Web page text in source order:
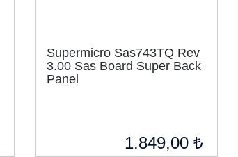
Supermicro Sas743TQ Rev
3.00 Sas Board Super Back
Panel
1.849,00 ₺